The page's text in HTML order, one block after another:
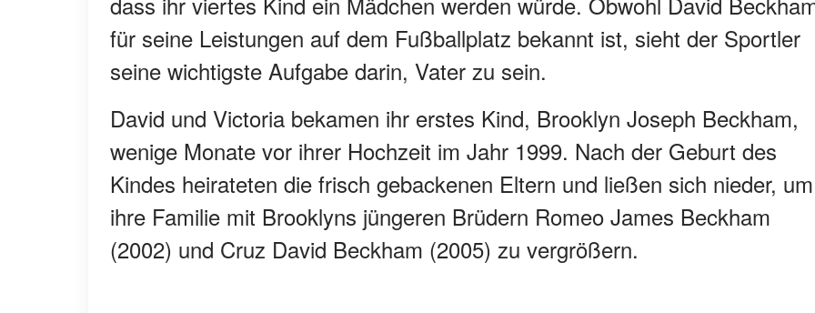
für seine Leistungen auf dem Fußballplatz bekannt ist, sieht der Sportler
seine wichtigste Aufgabe darin, Vater zu sein.
David und Victoria bekamen ihr erstes Kind, Brooklyn Joseph Beckham,
wenige Monate vor ihrer Hochzeit im Jahr 1999. Nach der Geburt des
Kindes heirateten die frisch gebackenen Eltern und ließen sich nieder, um
ihre Familie mit Brooklyns jüngeren Brüdern Romeo James Beckham
(2002) und Cruz David Beckham (2005) zu vergrößern.